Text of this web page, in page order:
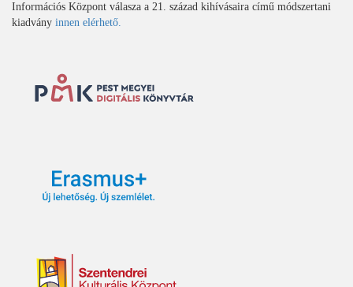
Információs Központ válasza a 21. század kihívásaira című módszertani
kiadvány innen elérhető.